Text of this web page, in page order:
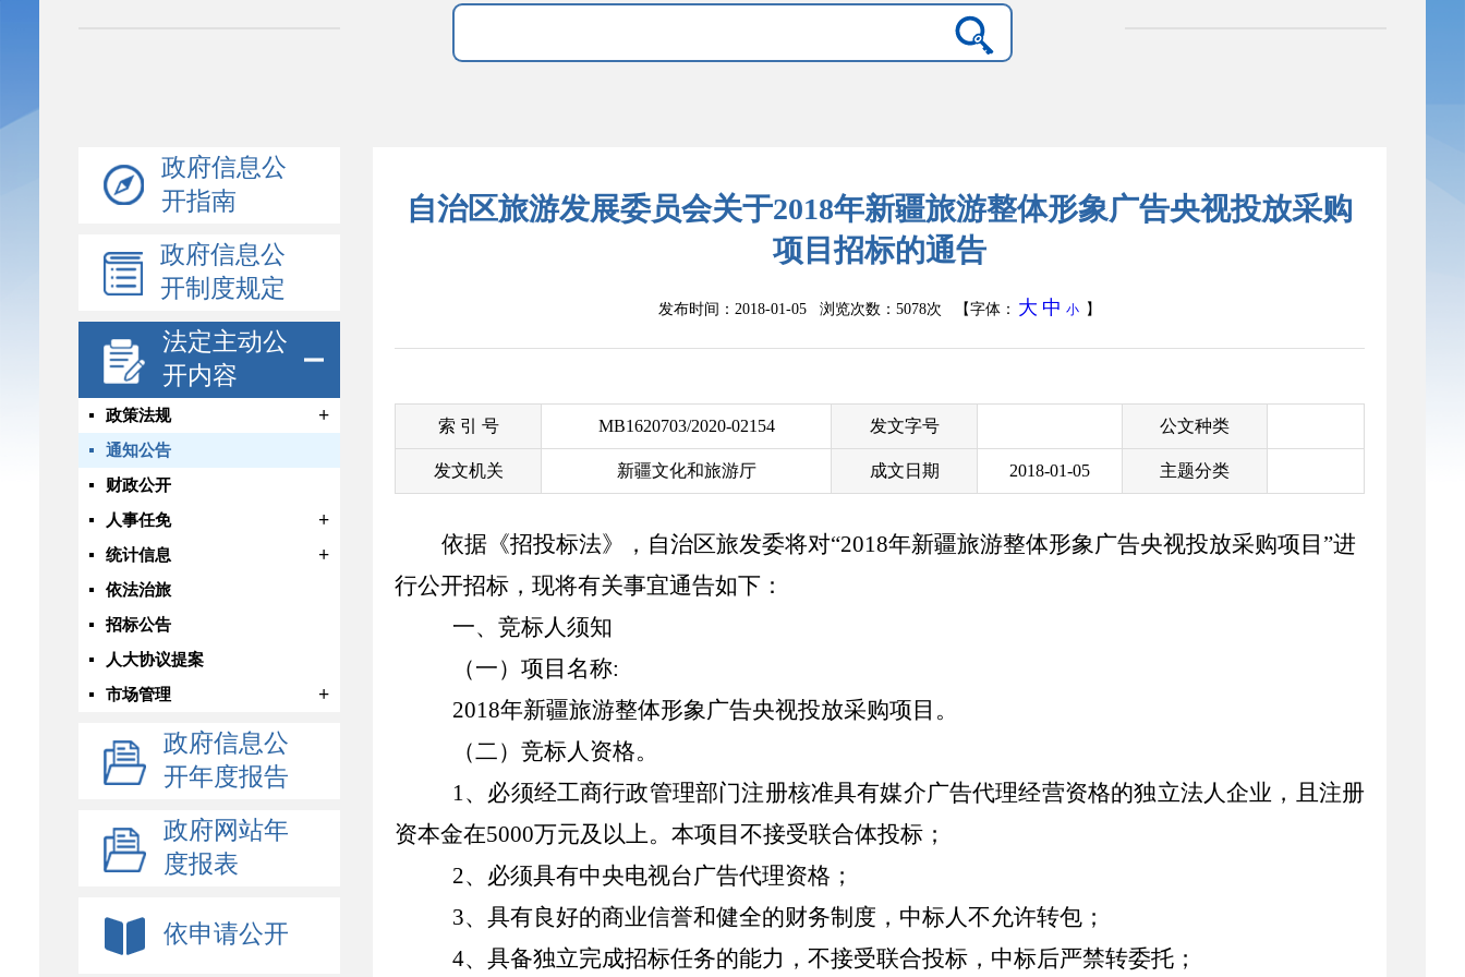
政府信息公
开指南
政府信息公
开制度规定
法定主动公
开内容
政策法规 +
通知公告
财政公开
人事任免
+
统计信息 +
依法治旅
招标公告
人大协议提案
市场管理
+
政府信息公
开年度报告
政府网站年
度报表
依申请公开
自治区旅游发展委员会关于2018年新疆旅游整体形象广告央视投放采购
项目招标的通告
发布时间：2018-01-05 浏览次数： 5078次 【字体： 大 中 小 】
索 引 号 MB1620703/2020-02154 发文字号 公文种类
发文机关 新疆文化和旅游厅 成文日期 2018-01-05 主题分类
依据《招投标法》，自治区旅发委将对“2018年新疆旅游整体形象广告央视投放采购项目”进
行公开招标，现将有关事宜通告如下：
一、竞标人须知
（一）项目名称:
2018年新疆旅游整体形象广告央视投放采购项目。
（二）竞标人资格。
1、必须经工商行政管理部门注册核准具有媒介广告代理经营资格的独立法人企业，且注册
资本金在5000万元及以上。本项目不接受联合体投标；
2、必须具有中央电视台广告代理资格；
3、具有良好的商业信誉和健全的财务制度，中标人不允许转包；
4、具备独立完成招标任务的能力，不接受联合投标，中标后严禁转委托；